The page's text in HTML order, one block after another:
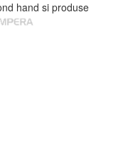
hand si produse